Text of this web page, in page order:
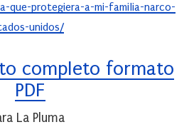
que-protegiera-a-mi-familia-narco-
unidos/
completo formato
PDF
La Pluma